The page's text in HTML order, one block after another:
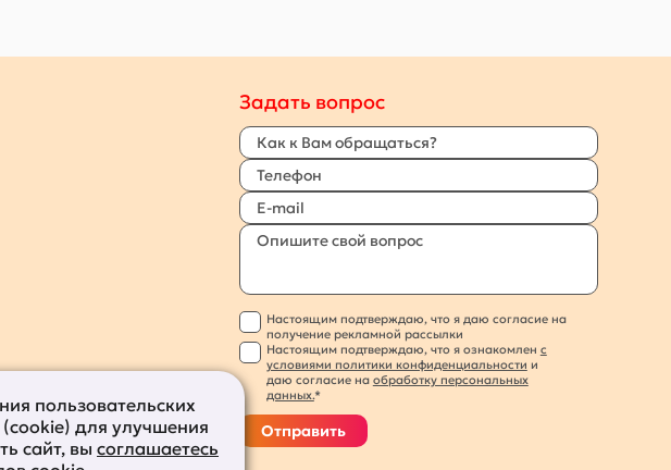
Задать вопрос
Настоящим подтверждаю, что я даю согласие на
получение рекламной рассылки
Настоящим подтверждаю, что я ознакомлен с
условиями политики конфиденциальности и
даю согласие на обработку персональных
данных.*
Отправить
пользовательских
для улучшения
сайт, вы соглашаетесь